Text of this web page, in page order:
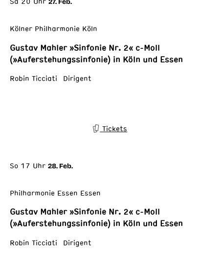
27. Feb.
Kölner Philharmonie Köln
Gustav Mahler »Sinfonie Nr. 2« c-Moll
(»Auferstehungssinfonie) in Köln und Essen
Robin Ticciati Dirigent
Tickets
So 17 Uhr 28. Feb.
Philharmonie Essen Essen
Gustav Mahler »Sinfonie Nr. 2« c-Moll
(»Auferstehungssinfonie) in Köln und Essen
Robin Ticciati Dirigent